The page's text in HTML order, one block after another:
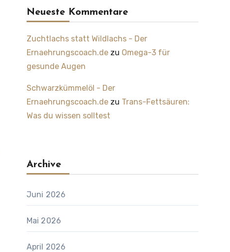
Neueste Kommentare
Zuchtlachs statt Wildlachs - Der
Ernaehrungscoach.dezu Omega-3 für
gesunde Augen
Schwarzkümmelöl - Der
Ernaehrungscoach.dezu Trans-Fettsäuren:
Was du wissen solltest
Archive
Juni 2026
Mai 2026
April 2026